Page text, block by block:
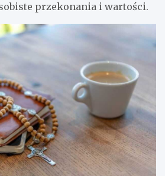
przekonania i wartości.